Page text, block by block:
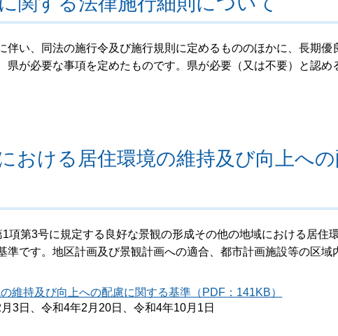
い、同法の施行令及び施行規則に定めるもののほかに、長期優
が必要な事項を定めたものです。県が必要（又は不要）と認め
おける居住環境の維持及び向上へ
項第3号に規定する良好な景観の形成その他の地域における居住
です。地区計画及び景観計画への適合、都市計画施設等の区域
維持及び向上への配慮に関する基準（PDF：141KB）
3日、令和4年2月20日、令和4年10月1日